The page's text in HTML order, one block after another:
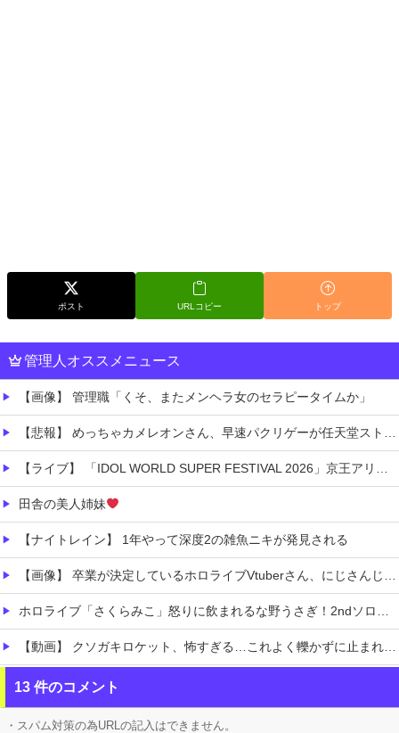
ポスト URLコピー トップ
管理人オススメニュース
【画像】 管理職「くそ、またメンヘラ女のセラピータイムか」
【悲報】 めっちゃカメレオンさん、早速パクリゲーが任天堂ストアに登場してしまう……
【ライブ】 「IDOL WORLD SUPER FESTIVAL 2026」京王アリーナTOKYO開催決定
田舎の美人姉妹
【ナイトレイン】 1年やって深度2の雑魚ニキが発見される
【画像】 卒業が決定しているホロライブVtuberさん、にじさんじから熱烈勧誘を受けてしまうｗｗｗｗｗｗｗ
ホロライブ「さくらみこ」怒りに飲まれるな野うさぎ！2ndソロライブで犯行予告「咲き乱れみこち」一線を越えた発言に一部35Pが酷いこと言うなと怒る
【動画】 クソガキロケット、怖すぎる…これよく轢かずに止まれたな
【動画】 女子ビーチバレー選手「我々は純粋に競技をしてるので性的な目で見ないでください！！」
【有能】 政府「トラックはサービスエリア利用有料化すればサボらず走るし流問題解決じゃね？」
13 件のコメント
・スパム対策の為URLの記入はできません。